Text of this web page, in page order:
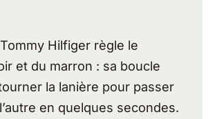
Hilfiger règle le
et du marron : sa boucle
la lanière pour passer
en quelques secondes.